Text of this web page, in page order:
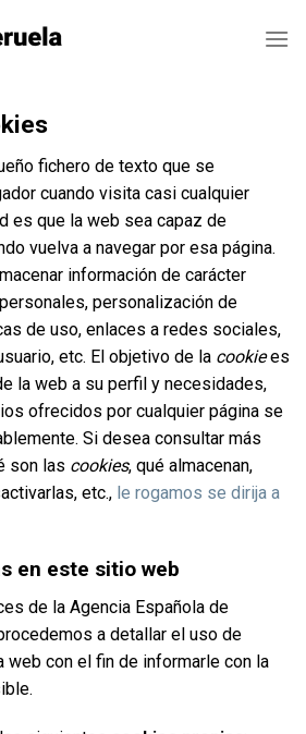
fichero de texto que se
cuando visita casi cualquier
es que la web sea capaz de
vuelva a navegar por esa página.
información de carácter
personalización de
de uso, enlaces a redes sociales,
etc. El objetivo de la cookiees
la web a su perfil y necesidades,
ofrecidos por cualquier página se
Si desea consultar más
son las cookies, qué almacenan,
etc., le rogamos se dirija a
en este sitio web
de la Agencia Española de
a detallar el uso de
web con el fin de informarle con la